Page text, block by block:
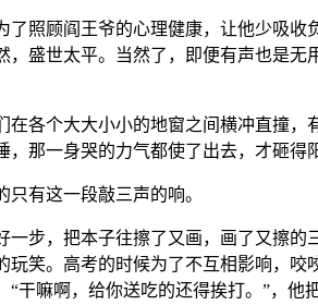
照顾阎王爷的心理健康，让他少吸
盛世太平。当然了，即便有声也是
各个大大小小的地窗之间横冲直撞
那一身哭的力气都使了出去，才砸得
有这一段敲三声的响。
步，把本子往擦了又画，画了又擦
笑。高考的时候为了不互相影响，
干嘛啊，给你送吃的还得挨打。”，